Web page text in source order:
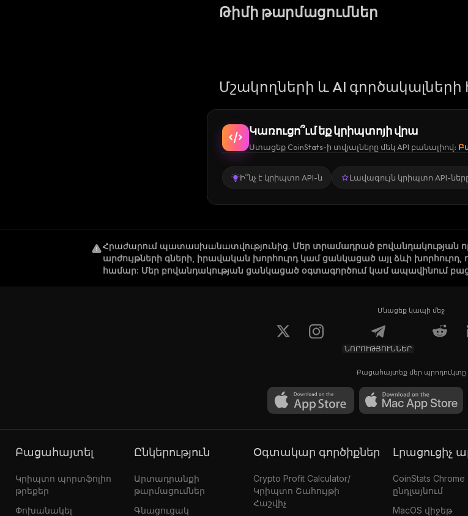
Թիմի թարմացումներ
Մշակողների և AI
Կառուցո՞ւմ եք կրիպտոյի վրա
Ստացեք CoinStats-ի տվյալները մեկ API բանալիով։
Ի՞նչ է կրիպտո API-ն Լավագույն կրիպտո API-
Հրաժարում պատասխանատվությունից. Մեր տրամադրած բովանդակության
արժույթների գների, իրավական խորհուրդ կամ ցանկացած այլ ձևի
համար: Մեր բովանդակության ցանկացած օգտագործում կամ ապավինում
Մնացեք կապի մեջ
ՆՈՐՈՒԹՅՈՒՆՆԵՐ
Բացահայտեք մեր պրոդուկտը
Բացահայտել
Կրիպտո պորտֆոլիո
թրեքեր
Փոխանակել
Ընկերություն
Արտադրանքի
թարմացումներ
Գնացուցակ
Օգտակար գործիքներ
Crypto Profit Calculator/
Կրիպտո Շահույթի
Հաշվիչ
CoinStats Chrome
ընդլայնում
MacOS վիջեթ